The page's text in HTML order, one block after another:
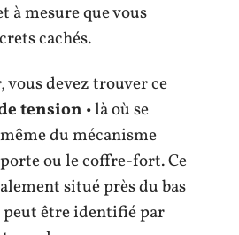
à mesure que vous
cachés.
vous devez trouver ce
tension • là où se
du mécanisme
ou le coffre-fort. Ce
situé près du bas
peut être identifié par